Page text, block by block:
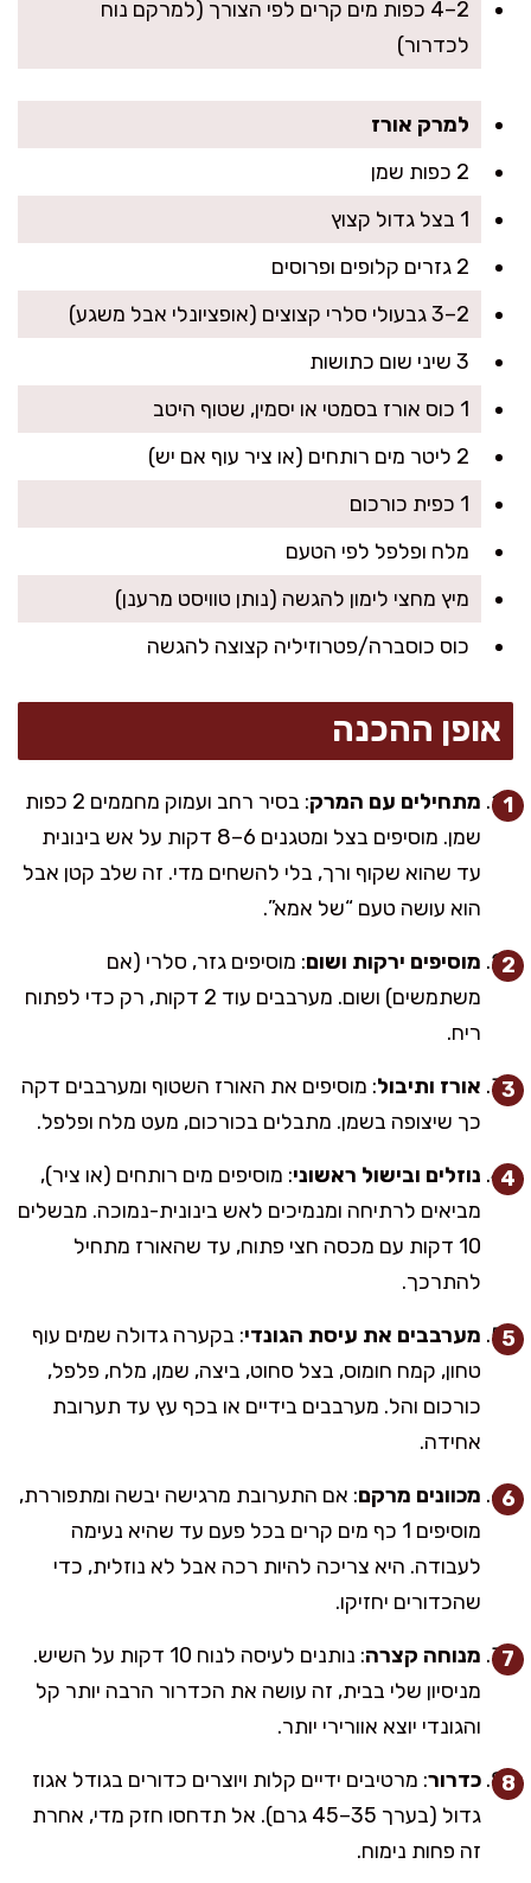
2–4 כפות מים קרים לפי הצורך (למרקם נוח
לכדרור)
למרק אורז
2 כפות שמן
1 בצל גדול קצוץ
2 גזרים קלופים ופרוסים
2–3 גבעולי סלרי קצוצים (אופציונלי אבל משגע)
3 שיני שום כתושות
1 כוס אורז בסמטי או יסמין, שטוף היטב
2 ליטר מים רותחים (או ציר עוף אם יש)
1 כפית כורכום
מלח ופלפל לפי הטעם
מיץ מחצי לימון להגשה (נותן טוויסט מרענן)
כוס כוסברה/פטרוזיליה קצוצה להגשה
אופן ההכנה
מתחילים עם המרק
: בסיר רחב ועמוק מחממים 2 כפות
שמן. מוסיפים בצל ומטגנים 6–8 דקות על אש בינונית
עד שהוא שקוף ורך, בלי להשחים מדי. זה שלב קטן אבל
הוא עושה טעם “של אמא”.
מוסיפים ירקות ושום: מוסיפים גזר, סלרי (אם
משתמשים) ושום. מערבבים עוד 2 דקות, רק כדי לפתוח
ריח.
אורז ותיבול: מוסיפים את האורז השטוף ומערבבים דקה
כך שיצופה בשמן. מתבלים בכורכום, מעט מלח ופלפל.
נוזלים ובישול ראשוני: מוסיפים מים רותחים (או ציר),
מביאים לרתיחה ומנמיכים לאש בינונית-נמוכה. מבשלים
10 דקות עם מכסה חצי פתוח, עד שהאורז מתחיל
להתרכך.
מערבבים את עיסת הגונדי: בקערה גדולה שמים עוף
טחון, קמח חומוס, בצל סחוט, ביצה, שמן, מלח, פלפל,
כורכום והל. מערבבים בידיים או בכף עץ עד תערובת
אחידה.
מכוונים מרקם: אם התערובת מרגישה יבשה ומתפוררת,
מוסיפים 1 כף מים קרים בכל פעם עד שהיא נעימה
לעבודה. היא צריכה להיות רכה אבל לא נוזלית, כדי
שהכדורים יחזיקו.
מנוחה קצרה
: נותנים לעיסה לנוח 10 דקות על השיש.
מניסיון שלי בבית, זה עושה את הכדרור הרבה יותר קל
והגונדי יוצא אוורירי יותר.
כדרור: מרטיבים ידיים קלות ויוצרים כדורים בגודל אגוז
גדול (בערך 35–45 גרם). אל תדחסו חזק מדי, אחרת
זה פחות נימוח.